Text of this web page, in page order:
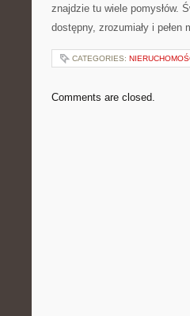
znajdzie tu wiele pomysłów.
dostępny, zrozumiały i pełen
CATEGORIES:
Comments are closed.